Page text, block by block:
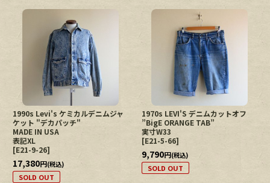
1990s Levi's ケミカルデニムジャ
ケット "デカパッチ"
MADE IN USA
表記XL
[E21-9-26]
17,380円(税込)
SOLD OUT
1970s LEVI'S デニムカットオフ
”BigE ORANGE TAB”
実寸W33
[E21-5-66]
9,790円(税込)
SOLD OUT